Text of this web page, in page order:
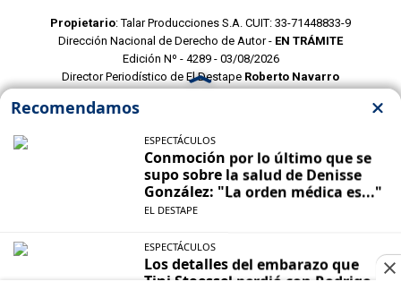
Propietario: Talar Producciones S.A. CUIT: 33-71448833-9
Dirección Nacional de Derecho de Autor - EN TRÁMITE
Edición Nº - 4289 - 03/08/2026
Director Periodístico de El Destape Roberto Navarro
POLITICAS DE PRIVACIDAD
CONTACTO COMERCIAL
CONTACTO EDITORIAL
Mustang Cloud- CMS para portales de noticias